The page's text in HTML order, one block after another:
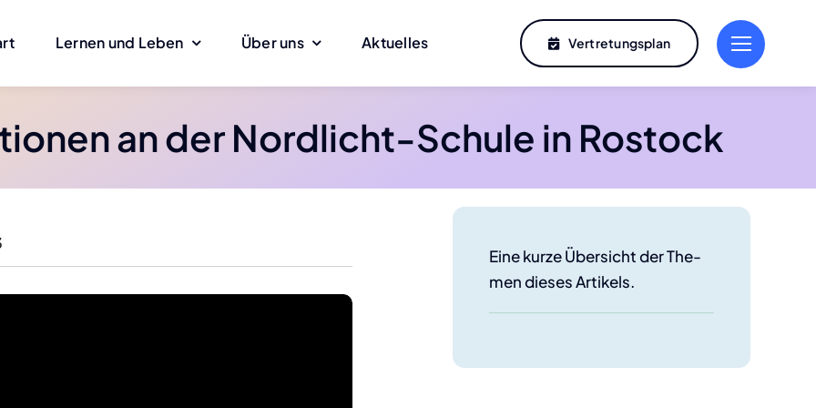
Ler­nen und Leben Über uns Aktu­el­les Ver­tre­tungs­plan
an der Nor­d­­licht-Schu­­le in Ros­tock
Eine kur­ze Über­sicht der The­
men die­ses Arti­kels.